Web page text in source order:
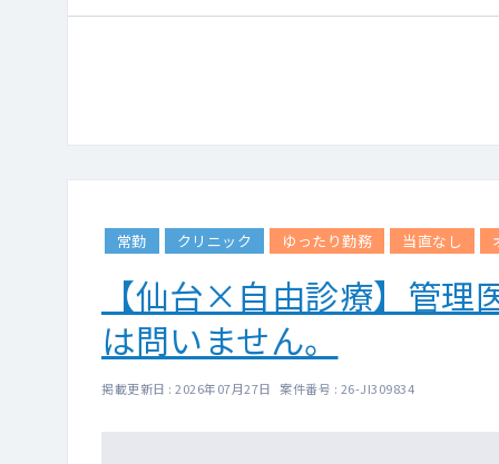
・心電図読影
・CT読影（胸部・腹部
結果判定・説明（胸部
遠隔読影あり
二次読影：胸部・胃部・
常勤 クリニック ゆったり勤務 当直なし
【仙台×自由診療】管理
は問いません。
掲載更新日 : 2026年07月27日 案件番号 : 26-JI309834